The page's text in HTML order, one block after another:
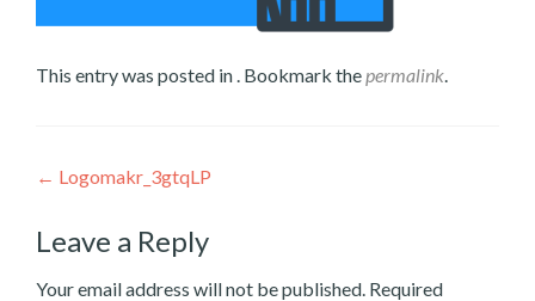
This entry was posted in . Bookmark thepermalink.
Post
navigation
← Logomakr_3gtqLP
Leave a Reply
Your email address will not be published. Required